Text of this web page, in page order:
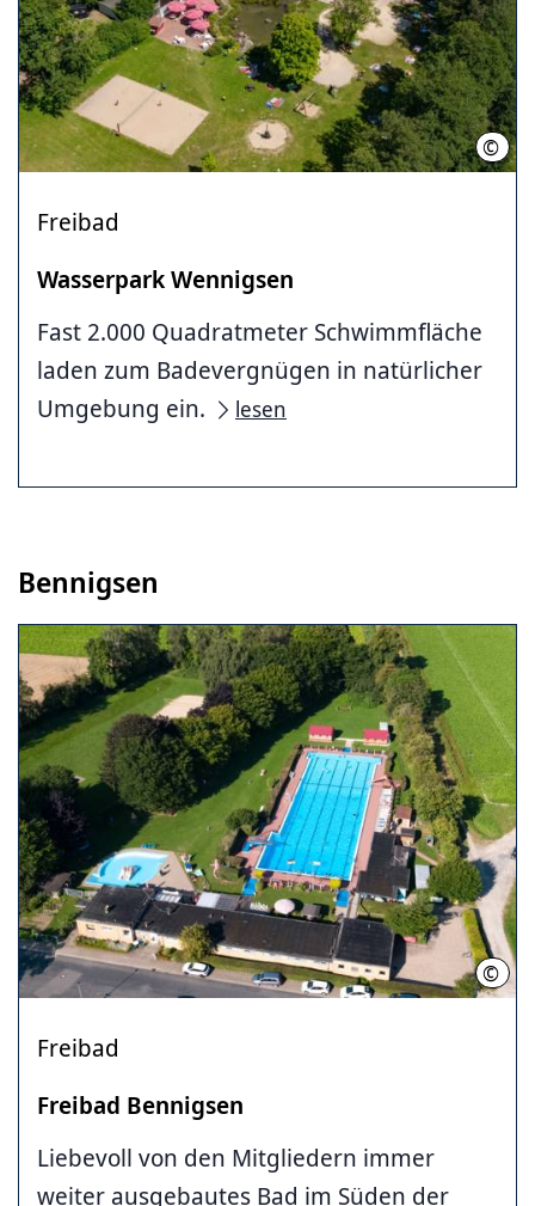
© C.
Freibad
Wasserpark Wennigsen
Fast 2.000 Quadratmeter Schwimmfläche
laden zum Badevergnügen in natürlicher
Umgebung ein.
lesen
Bennigsen
©
Freibad
Freibad Bennigsen
Liebevoll von den Mitgliedern immer
weiter ausgebautes Bad im Süden der